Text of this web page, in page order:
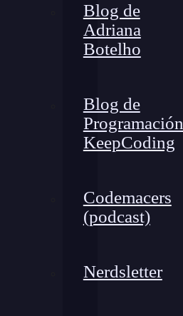
Blog de
Adriana
Botelho
Blog de
Programación
KeepCoding
Codemacers
(podcast)
Nerdsletter